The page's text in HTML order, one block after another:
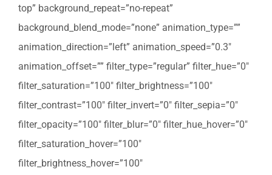
top” background_repeat=”no-repeat”
background_blend_mode=”none” animation_type=””
animation_direction=”left” animation_speed=”0.3″
animation_offset=”” filter_type=”regular” filter_hue=”0″
filter_saturation=”100″ filter_brightness=”100″
filter_contrast=”100″ filter_invert=”0″ filter_sepia=”0″
filter_opacity=”100″ filter_blur=”0″ filter_hue_hover=”0″
filter_saturation_hover=”100″
filter_brightness_hover=”100″